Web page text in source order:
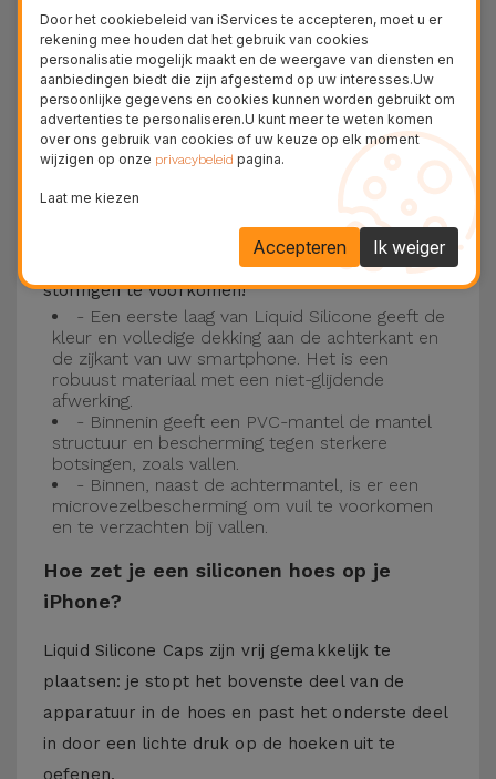
15, 14, 13, 12 onder meer en het nieuwste model
van de Apple, deiPhone 16eniPhone 17.
Drie-laagse bescherming met de
siliconen kappen
Onze iPhone siliconen hoesjes hebben een
robuuste, kwalitatieve constructie met een
drielaagse constructie om ongelukken en
storingen te voorkomen!
- Een eerste laag van Liquid Silicone geeft de
kleur en volledige dekking aan de achterkant en
de zijkant van uw smartphone. Het is een
robuust materiaal met een niet-glijdende
afwerking.
- Binnenin geeft een PVC-mantel de mantel
structuur en bescherming tegen sterkere
botsingen, zoals vallen.
- Binnen, naast de achtermantel, is er een
microvezelbescherming om vuil te voorkomen
en te verzachten bij vallen.
Hoe zet je een siliconen hoes op je
iPhone?
Liquid Silicone Caps zijn vrij gemakkelijk te
plaatsen: je stopt het bovenste deel van de
apparatuur in de hoes en past het onderste deel
in door een lichte druk op de hoeken uit te
oefenen.
Door het cookiebeleid van iServices te accepteren, moet u er
rekening mee houden dat het gebruik van cookies
personalisatie mogelijk maakt en de weergave van diensten en
aanbiedingen biedt die zijn afgestemd op uw interesses.Uw
persoonlijke gegevens en cookies kunnen worden gebruikt om
advertenties te personaliseren.U kunt meer te weten komen
over ons gebruik van cookies of uw keuze op elk moment
wijzigen op onze privacybeleid pagina.
Laat me kiezen
Ik weiger
Accepteren